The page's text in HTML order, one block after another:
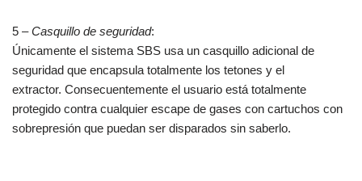
5 –Casquillo de seguridad:
Únicamente el sistema SBS usa un casquillo adicional de
seguridad que encapsula totalmente los tetones y el
extractor. Consecuentemente el usuario está totalmente
protegido contra cualquier escape de gases con cartuchos con
sobrepresión que puedan ser disparados sin saberlo.